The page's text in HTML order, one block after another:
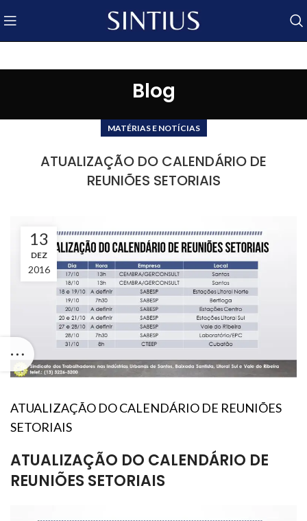
Blog
MATÉRIAS E NOTÍCIAS
ATUALIZAÇÃO DO CALENDÁRIO DE
REUNIÕES SETORIAIS
13
DEZ
2016
ATUALIZAÇÃO DO CALENDÁRIO DE REUNIÕES
SETORIAIS
ATUALIZAÇÃO DO CALENDÁRIO DE
REUNIÕES SETORIAIS